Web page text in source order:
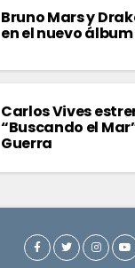
Bruno Mars y
en el nuevo álbum
Carlos Vives
“Buscando el
Guerra